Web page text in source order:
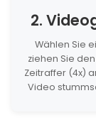
2.
Wählen Sie
ziehen Sie
Zeitraffer (4x)
Video